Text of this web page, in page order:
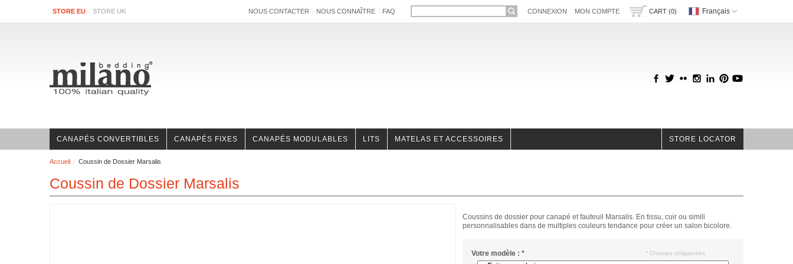
STORE EU STORE UK Français
CART (0)
CONNEXION MON COMPTE
NOUS CONTACTER NOUS CONNAÎTRE FAQ
CANAPÉS CONVERTIBLES CANAPÉS FIXES CANAPÉS MODULABLES LITS MATELAS ET ACCESSOIRES STORE LOCATOR
Accueil Coussin de Dossier Marsalis
Coussin de Dossier Marsalis
Coussins de dossier pour canapé et fauteuil Marsalis. En tissu, cuir ou simili
personnalisables dans de multiples couleurs tendance pour créer un salon bicolore.
Votre modèle : * * Champs obligatoires